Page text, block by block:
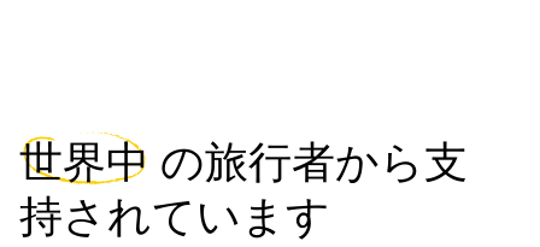
世界中 の旅行者から支
持されています